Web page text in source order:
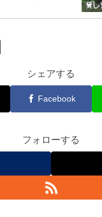
シェアする
Facebook
フォローする